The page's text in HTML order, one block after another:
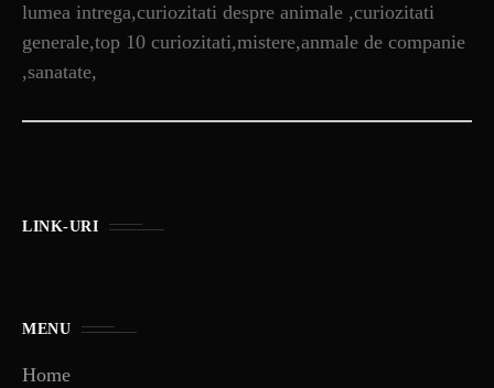
lumea intrega,curiozitati despre animale ,curiozitati
generale,top 10 curiozitati,mistere,anmale de companie
,sanatate,
LINK-URI
MENU
Home